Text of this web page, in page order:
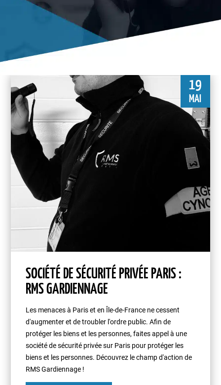
19
MAI
SOCIÉTÉ DE SÉCURITÉ PRIVÉE PARIS :
RMS GARDIENNAGE
Les menaces à Paris et en Île-de-France ne cessent
d'augmenter et de troubler l'ordre public. Afin de
protéger les biens et les personnes, faites appel à une
société de sécurité privée sur Paris pour protéger les
biens et les personnes. Découvrez le champ d'action de
RMS Gardiennage !